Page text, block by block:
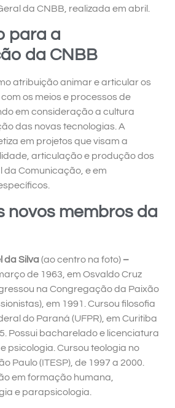
da CNBB, realizada em abril.
para a
da CNBB
atribuição animar e articular os
os meios e processos de
em consideração a cultura
das novas tecnologias. A
em projetos que visam a
articulação e produção dos
da Comunicação, e em
novos membros da
da Silva (ao centro na foto) –
de 1963, em Osvaldo Cruz
na Congregação da Paixão
em 1991. Cursou filosofia
do Paraná (UFPR), em Curitiba
Possui bacharelado e licenciatura
psicologia. Cursou teologia no
Paulo (ITESP), de 1997 a 2000.
em formação humana,
e parapsicologia.